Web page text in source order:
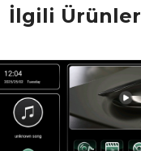
İlgili Ürünler